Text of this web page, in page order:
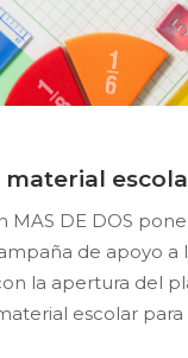
material
MAS DE DOS
de apoyo a
la apertura del
escolar